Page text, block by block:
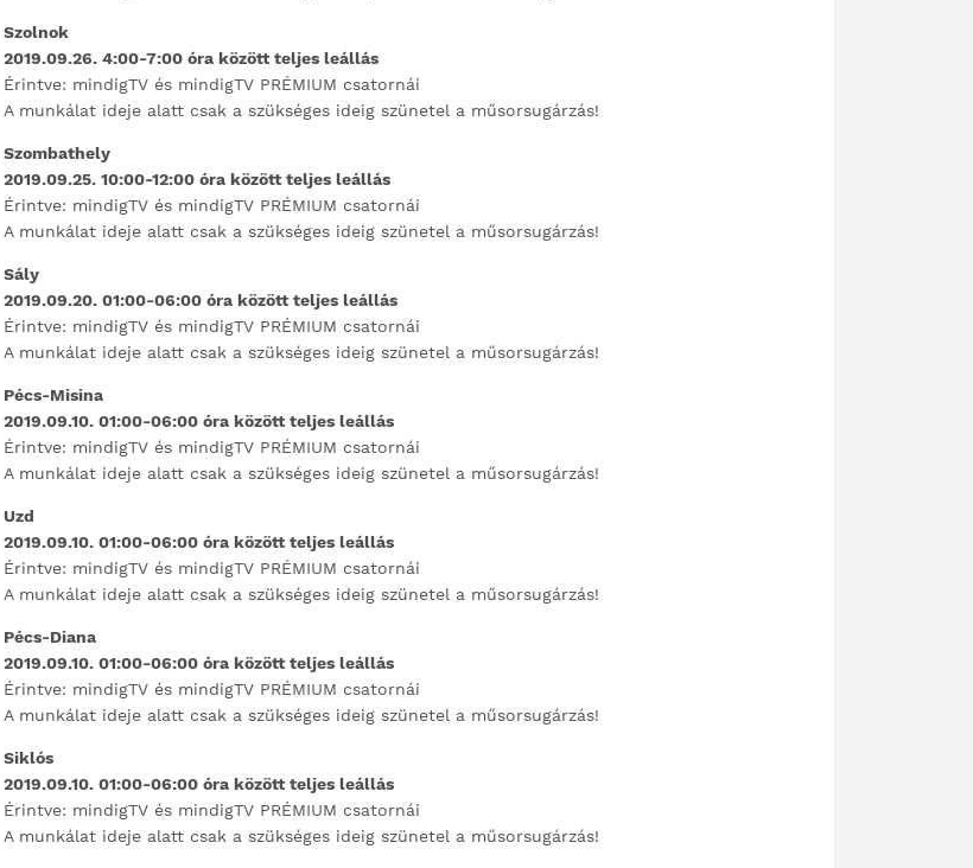
Szolnok
2019.09.26. 4:00-7:00 óra között teljes leállás
Érintve: mindigTV és mindigTV PRÉMIUM csatornái
A munkálat ideje alatt csak a szükséges ideig szünetel a műsorsugárzás!
Szombathely
2019.09.25. 10:00-12:00 óra között teljes leállás
Érintve: mindigTV és mindigTV PRÉMIUM csatornái
A munkálat ideje alatt csak a szükséges ideig szünetel a műsorsugárzás!
Sály
2019.09.20. 01:00-06:00 óra között teljes leállás
Érintve: mindigTV és mindigTV PRÉMIUM csatornái
A munkálat ideje alatt csak a szükséges ideig szünetel a műsorsugárzás!
Pécs-Misina
2019.09.10. 01:00-06:00 óra között teljes leállás
Érintve: mindigTV és mindigTV PRÉMIUM csatornái
A munkálat ideje alatt csak a szükséges ideig szünetel a műsorsugárzás!
Uzd
2019.09.10. 01:00-06:00 óra között teljes leállás
Érintve: mindigTV és mindigTV PRÉMIUM csatornái
A munkálat ideje alatt csak a szükséges ideig szünetel a műsorsugárzás!
Pécs-Diana
2019.09.10. 01:00-06:00 óra között teljes leállás
Érintve: mindigTV és mindigTV PRÉMIUM csatornái
A munkálat ideje alatt csak a szükséges ideig szünetel a műsorsugárzás!
Siklós
2019.09.10. 01:00-06:00 óra között teljes leállás
Érintve: mindigTV és mindigTV PRÉMIUM csatornái
A munkálat ideje alatt csak a szükséges ideig szünetel a műsorsugárzás!